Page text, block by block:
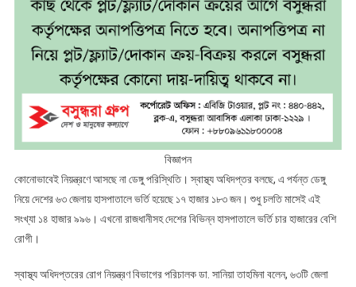
বিজ্ঞাপন
কোনোভাবেই নিয়ন্ত্রণে আসছে না ডেঙ্গু পরিস্থিতি। স্বাস্থ্য অধিদপ্তর বলছে, এ পর্যন্ত ডেঙ্গু
নিয়ে দেশের ৬৩ জেলায় হাসপাতালে ভর্তি হয়েছে ১৭ হাজার ১৮৩ জন। শুধু চলতি মাসেই এই
সংখ্যা ১৪ হাজার ৯৯৬। এখনো রাজধানীসহ দেশের বিভিন্ন হাসপাতালে ভর্তি চার হাজারের বেশি
রোগী।
স্বাস্থ্য অধিদপ্তরের রোগ নিয়ন্ত্রণ বিভাগের পরিচালক ডা. সানিয়া তাহমিনা বলেন, ৬৩টি জেলা